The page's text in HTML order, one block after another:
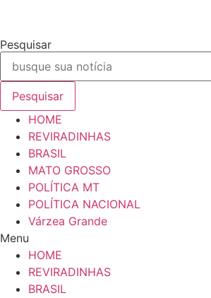
Pesquisar
Pesquisar
HOME
REVIRADINHAS
BRASIL
MATO GROSSO
POLÍTICA MT
POLÍTICA NACIONAL
Várzea Grande
Menu
HOME
REVIRADINHAS
BRASIL